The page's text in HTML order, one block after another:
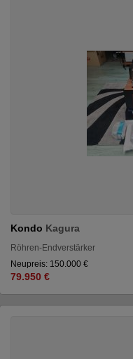
Kondo Kagura
Röhren-Endverstärker
Neupreis: 150.000 €
79.950 €